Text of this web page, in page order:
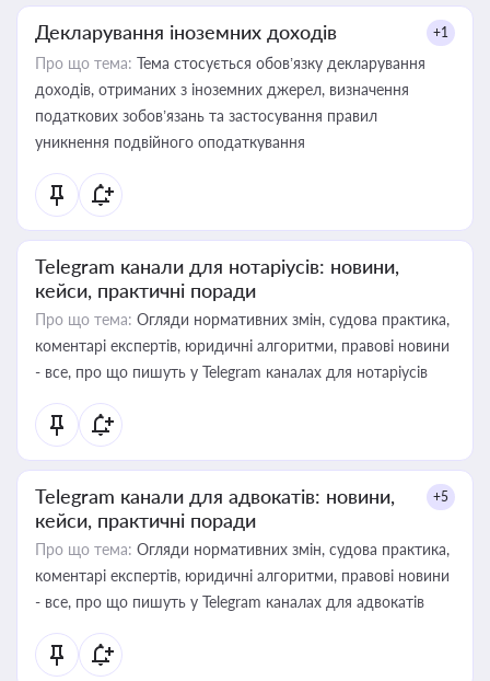
Декларування іноземних доходів +1
Про що тема: Тема стосується обов’язку декларування
доходів, отриманих з іноземних джерел, визначення
податкових зобов’язань та застосування правил
уникнення подвійного оподаткування
Telegram канали для нотаріусів: новини,
кейси, практичні поради
Про що тема: Огляди нормативних змін, судова практика,
коментарі експертів, юридичні алгоритми, правові новини
- все, про що пишуть у Telegram каналах для нотаріусів
Telegram канали для адвокатів: новини,
кейси, практичні поради
+5
Про що тема: Огляди нормативних змін, судова практика,
коментарі експертів, юридичні алгоритми, правові новини
- все, про що пишуть у Telegram каналах для адвокатів